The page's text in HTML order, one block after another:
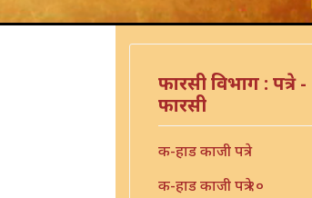
फारसी विभाग : पत्रे -
फारसी
क-हाड काजी पत्रे
क-हाड काजी पत्रे १०